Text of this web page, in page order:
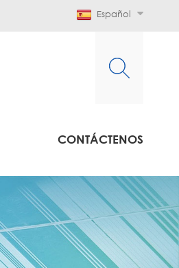
Español
CONTÁCTENOS